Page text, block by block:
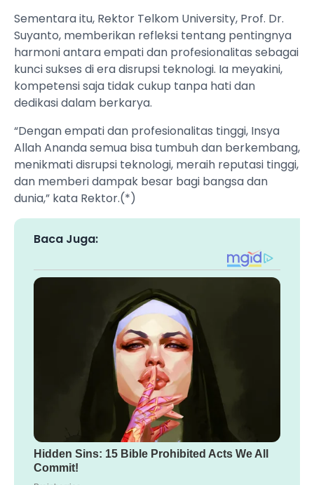
Sementara itu, Rektor Telkom University, Prof. Dr.
Suyanto, memberikan refleksi tentang pentingnya
harmoni antara empati dan profesionalitas sebagai
kunci sukses di era disrupsi teknologi. Ia meyakini,
kompetensi saja tidak cukup tanpa hati dan
dedikasi dalam berkarya.
“Dengan empati dan profesionalitas tinggi, Insya
Allah Ananda semua bisa tumbuh dan berkembang,
menikmati disrupsi teknologi, meraih reputasi tinggi,
dan memberi dampak besar bagi bangsa dan
dunia,” kata Rektor.(*)
Baca Juga: